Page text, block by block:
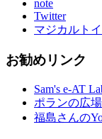
note
Twitter
マジカルト
お勧めリンク
Sam's e-AT
ポランの広場
福島さんの